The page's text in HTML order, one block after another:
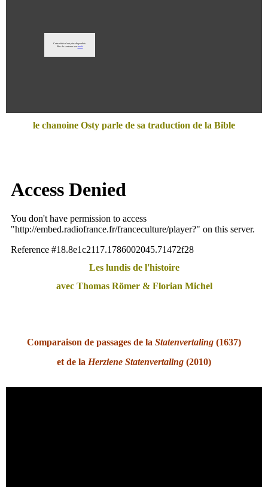
le chanoine Osty parle de sa traduction de la Bible
Les lundis de l'histoire
avec Thomas Römer & Florian Michel
Comparaison de passages de la Statenvertaling (1637)
et de la Herziene Statenvertaling (2010)